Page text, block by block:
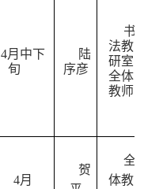
4月中下
旬
陆
序彦
书
法教
研室
全体
教师
4月
贺
全
体教